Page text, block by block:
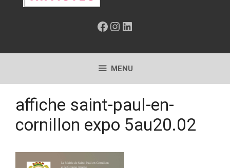
Facebook
Instagram
LinkedIn
MENU
affiche saint-paul-en-
cornillon expo 5au20.02